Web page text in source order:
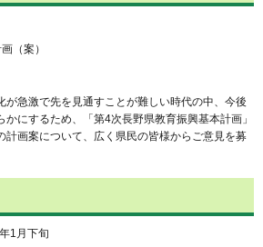
（案）
が急激で先を見通すことが難しい時代の中、今後
にするため、「第4次長野県教育振興基本計画」
計画案について、広く県民の皆様からご意見を募
1月下旬